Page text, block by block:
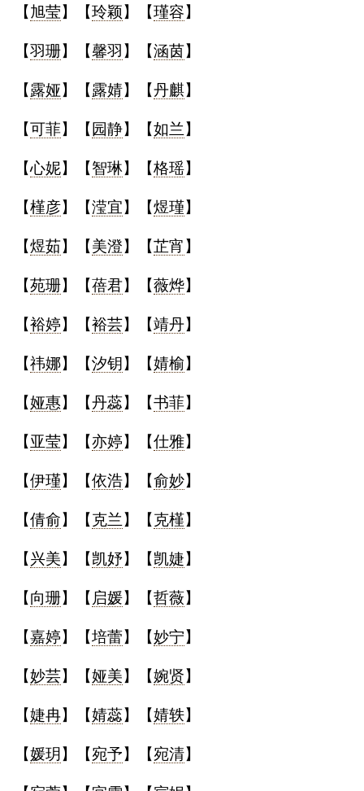
【旭莹】【玲颖】【瑾容】
【羽珊】【馨羽 】【涵茵】
【露娅】【露婧】【丹麒】
【可菲】【 园静】【如兰 】
【心妮】【智琳】【格瑶】
【槿彦】【滢宜】【煜瑾】
【煜茹】【美澄】【芷宵 】
【苑珊】【蓓君】【薇烨】
【裕婷】【裕芸】【靖丹】
【祎娜】【汐钥 】【婧榆】
【娅惠】【丹蕊】【书菲】
【亚莹】【亦婷】【仕雅】
【伊瑾】【依浩】【俞妙】
【倩俞】【克兰 】【克槿】
【兴美】【凯妤】【凯婕】
【向珊】【 启媛】【哲薇】
【嘉婷】【培蕾】【妙宁】
【妙芸】【娅美】【婉贤】
【婕冉】【婧蕊】【婧轶】
【媛玥 】【宛予】【宛清】